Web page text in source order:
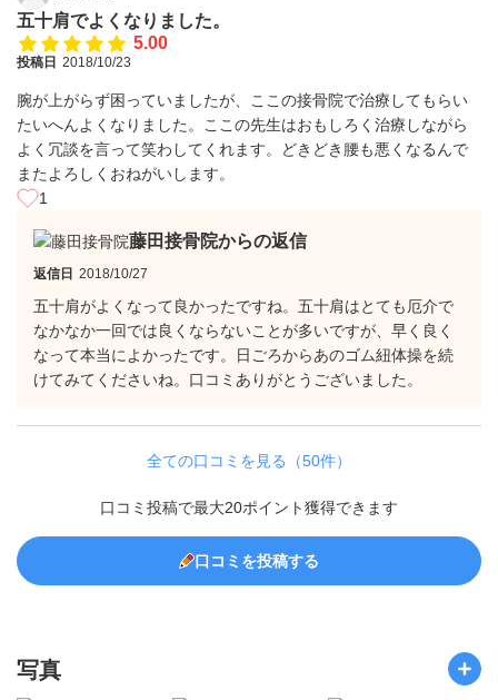
五十肩でよくなりました。
5.00
投稿日 2018/10/23
腕が上がらず困っていましたが、ここの接骨院で治療してもらい
たいへんよくなりました。ここの先生はおもしろく治療しながら
よく冗談を言って笑わしてくれます。どきどき腰も悪くなるんで
またよろしくおねがいします。
1
藤田接骨院からの返信
返信日 2018/10/27
五十肩がよくなって良かったですね。五十肩はとても厄介で
なかなか一回では良くならないことが多いですが、早く良く
なって本当によかったです。日ごろからあのゴム紐体操を続
けてみてくださいね。口コミありがとうございました。
全ての口コミを見る（50件）
口コミ投稿で最大20ポイント獲得できます
口コミを投稿する
写真